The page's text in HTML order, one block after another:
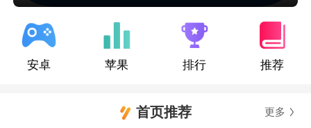
安卓 苹果 排行 推荐
首页推荐 更多